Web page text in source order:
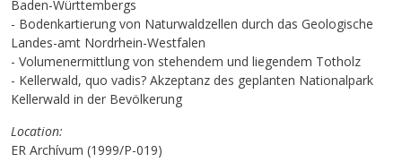
Baden-Württembergs
- Bodenkartierung von Naturwaldzellen durch das Geologische
Landes-amt Nordrhein-Westfalen
- Volumenermittlung von stehendem und liegendem Totholz
- Kellerwald, quo vadis? Akzeptanz des geplanten Nationalpark
Kellerwald in der Bevölkerung
Location
ER Archívum (1999/P-019)